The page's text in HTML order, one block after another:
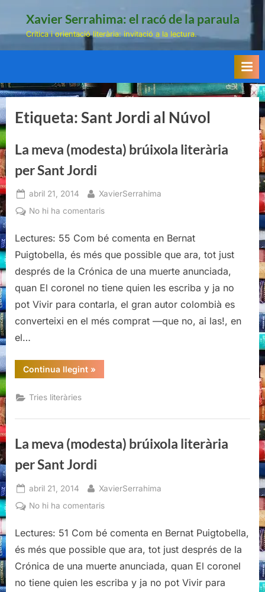
Xavier Serrahima: el racó de la paraula
Crítica i orientació literària: invitació a la lectura.
Etiqueta:Sant Jordi al Núvol
La meva (modesta) brúixola literària
per Sant Jordi
Posted
on
abril 21, 2014 By
XavierSerrahima
No hi ha comentarisa
meva
(modesta)
literària
per
Sant
Jordi
Lectures: 55 Com bé comenta en Bernat
Puigtobella, és més que possible que ara, tot just
després de la Crónica de una muerte anunciada,
quan El coronel no tiene quien les escriba y ja no
pot Vivir para contarla, el gran autor colombià es
converteixi en el més comprat —que no, ai las!, en
el…
Continua llegint“La
meva
Sant
»
Tries literàries
La meva (modesta) brúixola literària
per Sant Jordi
Posted
on
abril 21, 2014 By
XavierSerrahima
No hi ha comentarisa
meva
(modesta)
literària
per
Lectures: 51 Com bé comenta en Bernat Puigtobella,
és més que possible que ara, tot just després de la
Crónica de una muerte anunciada, quan El coronel
no tiene quien les escriba y ja no pot Vivir para